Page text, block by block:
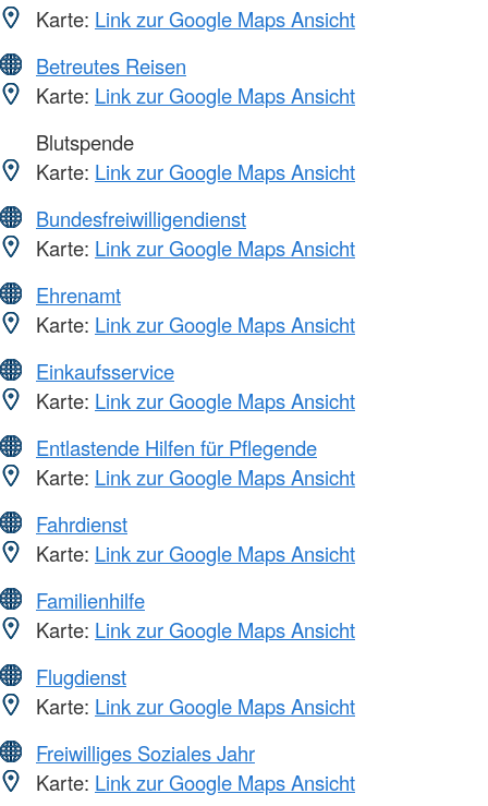
Karte: Link zur Google Maps Ansicht
Betreutes Reisen
Karte: Link zur Google Maps Ansicht
Blutspende
Karte: Link zur Google Maps Ansicht
Bundesfreiwilligendienst
Karte: Link zur Google Maps Ansicht
Ehrenamt
Karte: Link zur Google Maps Ansicht
Einkaufsservice
Karte: Link zur Google Maps Ansicht
Entlastende Hilfen für Pflegende
Karte: Link zur Google Maps Ansicht
Fahrdienst
Karte: Link zur Google Maps Ansicht
Familienhilfe
Karte: Link zur Google Maps Ansicht
Flugdienst
Karte: Link zur Google Maps Ansicht
Freiwilliges Soziales Jahr
Karte: Link zur Google Maps Ansicht